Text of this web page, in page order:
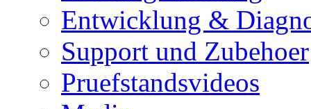
Entwicklung &
Support und Zubehoer
Pruefstandsvideos